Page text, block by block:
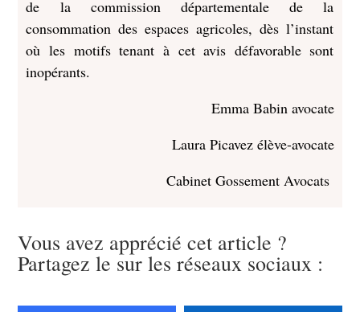
de la commission départementale de la
consommation des espaces agricoles, dès l’instant
où les motifs tenant à cet avis défavorable sont
inopérants.
Emma Babin avocate
Laura Picavez élève-avocate
Cabinet Gossement Avocats
Vous avez apprécié cet article ?
Partagez le sur les réseaux sociaux :